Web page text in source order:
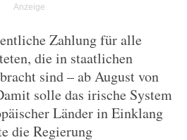
Zahlung für alle
die in staatlichen
sind – ab August von
solle das irische System
Länder in Einklang
die Regierung